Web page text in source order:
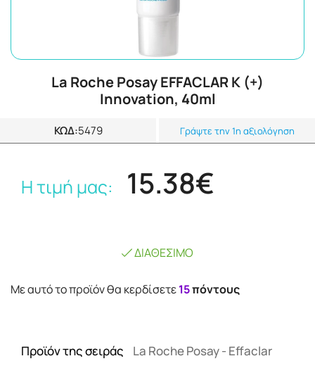
La Roche Posay EFFACLAR K (+)
Innovation, 40ml
ΚΩΔ:5479 Γράψτε την 1η αξιολόγηση
Η τιμή μας: 15.38€
ΔΙΑΘΈΣΙΜΟ
Mε αυτό το προϊόν θα κερδίσετε15πόντους
Προϊόν της σειράς La Roche Posay - Effaclar